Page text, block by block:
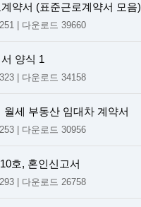
약서 (표준근로계약서 모음)
| 다운로드 39660
양식 1
| 다운로드 34158
월세 부동산 임대차 계약서
| 다운로드 30956
호, 혼인신고서
| 다운로드 26758